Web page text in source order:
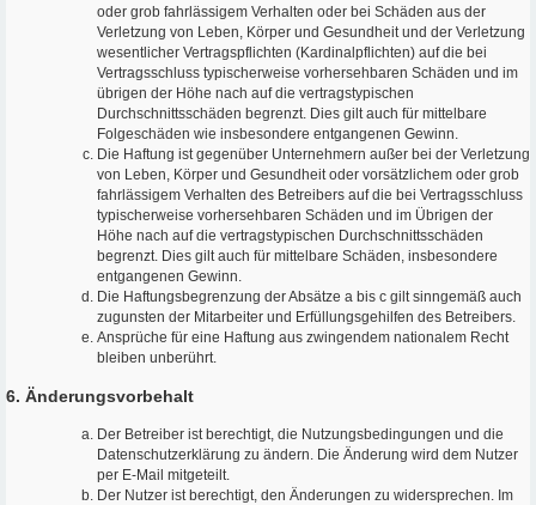
oder grob fahrlässigem Verhalten oder bei Schäden aus der
Verletzung von Leben, Körper und Gesundheit und der Verletzung
wesentlicher Vertragspflichten (Kardinalpflichten) auf die bei
Vertragsschluss typischerweise vorhersehbaren Schäden und im
übrigen der Höhe nach auf die vertragstypischen
Durchschnittsschäden begrenzt. Dies gilt auch für mittelbare
Folgeschäden wie insbesondere entgangenen Gewinn.
Die Haftung ist gegenüber Unternehmern außer bei der Verletzung
von Leben, Körper und Gesundheit oder vorsätzlichem oder grob
fahrlässigem Verhalten des Betreibers auf die bei Vertragsschluss
typischerweise vorhersehbaren Schäden und im Übrigen der
Höhe nach auf die vertragstypischen Durchschnittsschäden
begrenzt. Dies gilt auch für mittelbare Schäden, insbesondere
entgangenen Gewinn.
Die Haftungsbegrenzung der Absätze a bis c gilt sinngemäß auch
zugunsten der Mitarbeiter und Erfüllungsgehilfen des Betreibers.
Ansprüche für eine Haftung aus zwingendem nationalem Recht
bleiben unberührt.
6. Änderungsvorbehalt
Der Betreiber ist berechtigt, die Nutzungsbedingungen und die
Datenschutzerklärung zu ändern. Die Änderung wird dem Nutzer
per E-Mail mitgeteilt.
Der Nutzer ist berechtigt, den Änderungen zu widersprechen. Im